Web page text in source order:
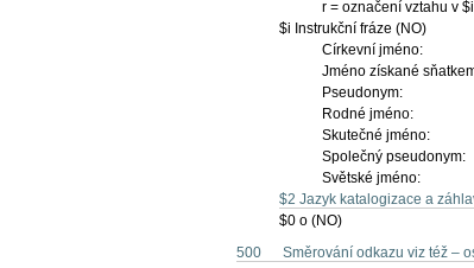
r = označení vztahu v $i
$i Instrukční fráze (NO)
Církevní jméno:
Jméno získané
Pseudonym:
Rodné jméno:
Skutečné jméno:
Společný pseudonym:
Světské jméno:
$2 Jazyk katalogizace a
$0 o (NO)
500 Směrování odkazu viz též –